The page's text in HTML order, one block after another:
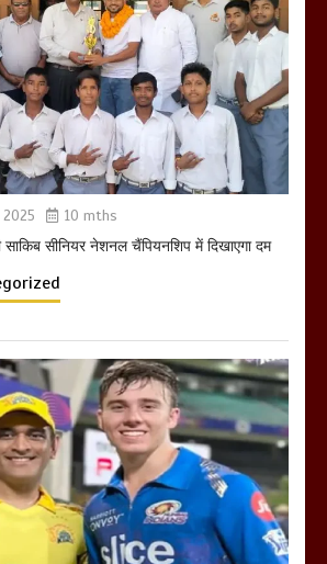
होलिका रखने पर लात मार कर होलिका को किया
तहस नहस,मोहल्ले वालों के साथ की गई गाली
गलोच ,कहा अगर रखी गई होली तो होगा खून
खराबा,
March 11, 2025
10 mths
साकिब सीनियर नेशनल चैंपियनशिप में दिखाएगा दम